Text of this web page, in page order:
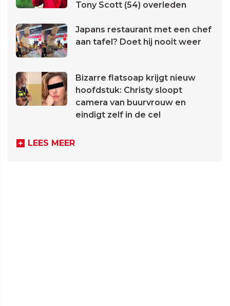
Tony Scott (54) overleden
Japans restaurant met een chef
aan tafel? Doet hij nooit weer
Bizarre flatsoap krijgt nieuw
hoofdstuk: Christy sloopt
camera van buurvrouw en
eindigt zelf in de cel
LEES MEER